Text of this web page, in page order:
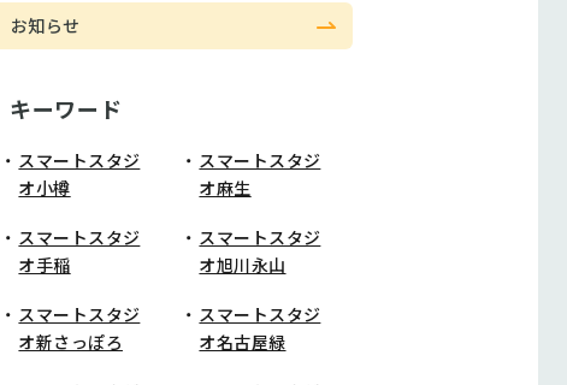
お知らせ
キーワード
スマートスタジ
オ小樽
スマートスタジ
オ麻生
スマートスタジ
オ手稲
スマートスタジ
オ旭川永山
スマートスタジ
オ新さっぽろ
スマートスタジ
オ名古屋緑